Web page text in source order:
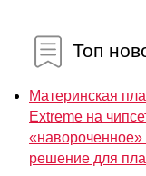
Топ
Материнская
Extreme на
«навороченное»
решение для